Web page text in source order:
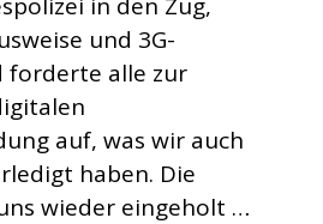
und 3G-
forderte alle zur
auf, was wir auch
haben. Die
wieder eingeholt …